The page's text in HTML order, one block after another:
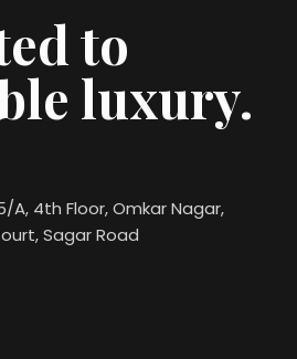
to
luxury.
A, 4th Floor, Omkar Nagar,
Sagar Road